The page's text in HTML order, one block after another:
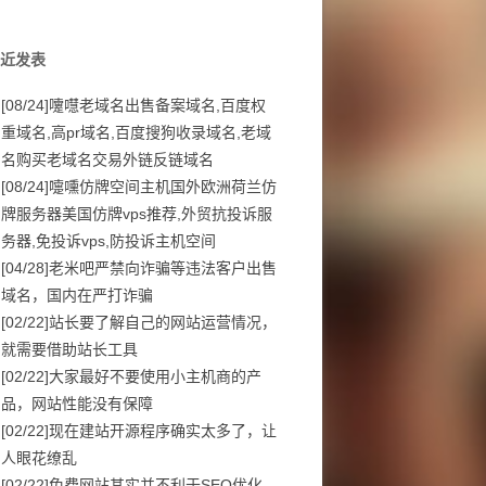
发表
[08/24]嚔嚖老域名出售备案域名,百度权
重域名,高pr域名,百度搜狗收录域名,老域
名购买老域名交易外链反链域名
[08/24]嚏嚑仿牌空间主机国外欧洲荷兰仿
牌服务器美国仿牌vps推荐,外贸抗投诉服
务器,免投诉vps,防投诉主机空间
[04/28]老米吧严禁向诈骗等违法客户出售
域名，国内在严打诈骗
[02/22]站长要了解自己的网站运营情况，
就需要借助站长工具
[02/22]大家最好不要使用小主机商的产
品，网站性能没有保障
[02/22]现在建站开源程序确实太多了，让
人眼花缭乱